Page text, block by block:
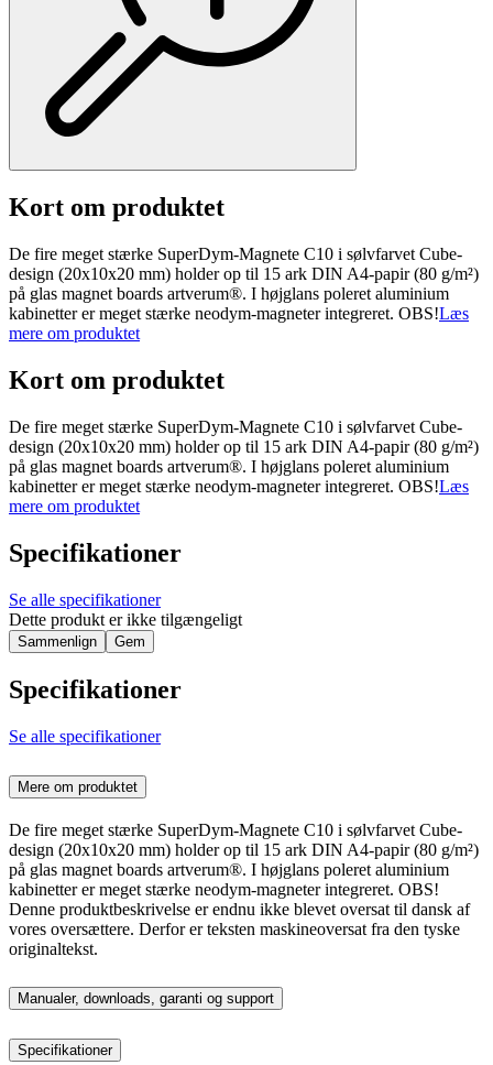
Kort om produktet
De fire meget stærke SuperDym-Magnete C10 i sølvfarvet Cube-
design (20x10x20 mm) holder op til 15 ark DIN A4-papir (80 g/m²)
på glas magnet boards artverum®. I højglans poleret aluminium
kabinetter er meget stærke neodym-magneter integreret. OBS!Læs
mere om produktet
Kort om produktet
De fire meget stærke SuperDym-Magnete C10 i sølvfarvet Cube-
design (20x10x20 mm) holder op til 15 ark DIN A4-papir (80 g/m²)
på glas magnet boards artverum®. I højglans poleret aluminium
kabinetter er meget stærke neodym-magneter integreret. OBS!Læs
mere om produktet
Specifikationer
Se alle specifikationer
Dette produkt er ikke tilgængeligt
Sammenlign Gem
Specifikationer
Se alle specifikationer
Mere om produktet
De fire meget stærke SuperDym-Magnete C10 i sølvfarvet Cube-
design (20x10x20 mm) holder op til 15 ark DIN A4-papir (80 g/m²)
på glas magnet boards artverum®. I højglans poleret aluminium
kabinetter er meget stærke neodym-magneter integreret. OBS!
Denne produktbeskrivelse er endnu ikke blevet oversat til dansk af
vores oversættere. Derfor er teksten maskineoversat fra den tyske
originaltekst.
Manualer, downloads, garanti og support
Specifikationer